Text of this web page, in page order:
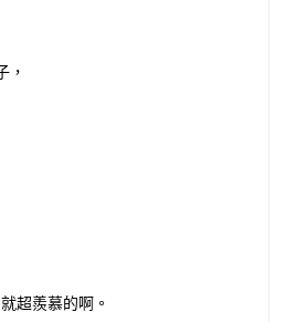
，
超羨慕的啊。